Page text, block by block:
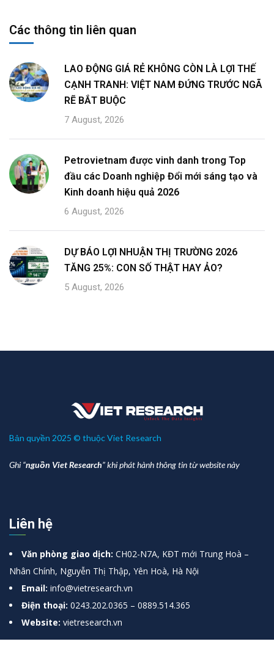
Các thông tin liên quan
LAO ĐỘNG GIÁ RẺ KHÔNG CÒN LÀ LỢI THẾ
CẠNH TRANH: VIỆT NAM ĐỨNG TRƯỚC NGÃ
RẼ BẮT BUỘC
7 August, 2026
Petrovietnam được vinh danh trong Top
đầu các Doanh nghiệp Đổi mới sáng tạo và
Kinh doanh hiệu quả 2026
6 August, 2026
DỰ BÁO LỢI NHUẬN THỊ TRƯỜNG 2026
TĂNG 25%: CON SỐ THẬT HAY ẢO?
5 August, 2026
Bản quyền 2025 © thuộc Viet Research
Ghi “nguồn Viet Research” khi phát hành thông tin từ website này
Liên hệ
Văn phòng giao dịch: CH02-N7A, KĐT mới Trung Hoà –
Nhân Chính, Nguyễn Thị Thập, Yên Hoà, Hà Nội
Email: info@vietresearch.vn
Điện thoại: 0243.202.0365 – 0889.514.365
Website: vietresearch.vn